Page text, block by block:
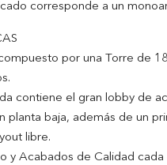
corresponde a un
por una Torre de
contiene el gran lobby de
planta baja, además de un
libre.
y Acabados de Calidad cada